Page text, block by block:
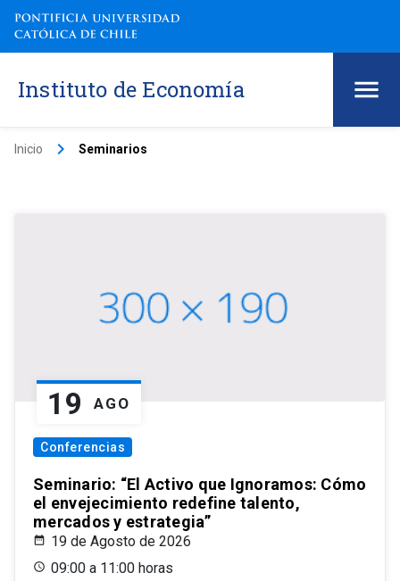
Instituto de Economía
Inicio keyboard_arrow_right Seminarios
19 AGO
Conferencias
Seminario: “El Activo que Ignoramos: Cómo
el envejecimiento redefine talento,
mercados y estrategia”
19 de Agosto de 2026
09:00 a 11:00 horas